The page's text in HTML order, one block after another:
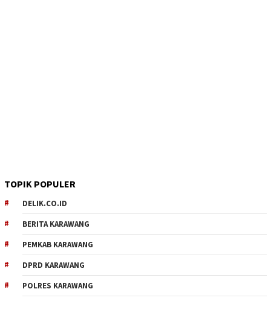
TOPIK POPULER
DELIK.CO.ID
BERITA KARAWANG
PEMKAB KARAWANG
DPRD KARAWANG
POLRES KARAWANG